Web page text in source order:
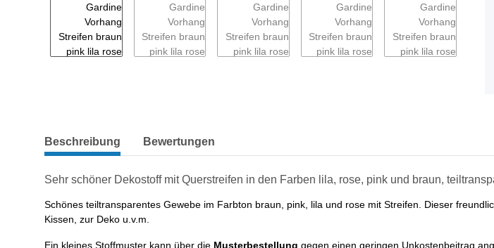
Beschreibung Bewertungen
Sehr schöner Dekostoff mit Querstreifen in den Farben lila, rose, pink und braun,
Schönes teiltransparentes Gewebe im Farbton braun, pink, lila und rose mit Streifen. Dieser
Kissen, zur Deko u.v.m.
Ein kleines Stoffmuster kann über die Musterbestellung gegen einen geringen Unkostenbeitrag